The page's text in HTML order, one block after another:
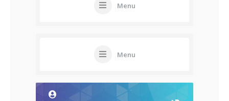
Menu
Menu